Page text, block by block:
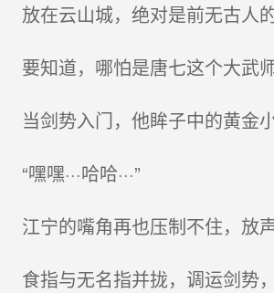
放在云山城，绝对是前无古人的
要知道，哪怕是唐七这个大武
当剑势入门，他眸子中的黄金
“嘿嘿···哈哈···”
江宁的嘴角再也压制不住，放声
食指与无名指并拢，调运剑势